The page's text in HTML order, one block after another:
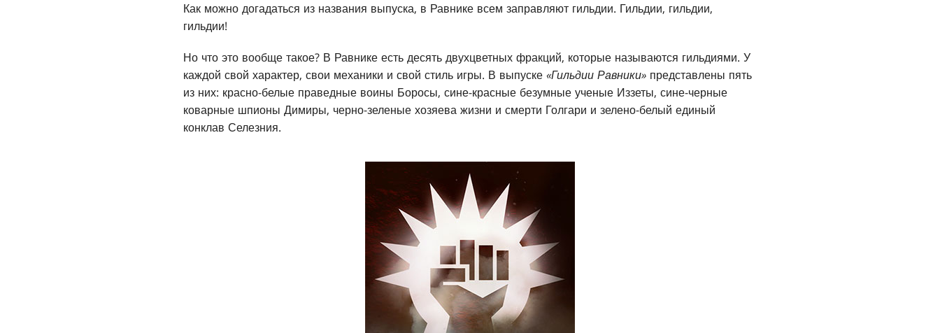
Как можно догадаться из названия выпуска, в Равнике всем заправляют гильдии. Гильдии, гильдии,
гильдии!
Но что это вообще такое? В Равнике есть десять двухцветных фракций, которые называются гильдиями. У
каждой свой характер, свои механики и свой стиль игры. В выпуске «Гильдии Равники» представлены пять
из них: красно-белые праведные воины Боросы, сине-красные безумные ученые Иззеты, сине-черные
коварные шпионы Димиры, черно-зеленые хозяева жизни и смерти Голгари и зелено-белый единый
конклав Селезния.